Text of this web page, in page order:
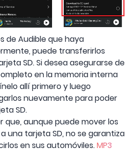
de Audible que haya
puede transferirlos
SD. Si desea asegurarse de
en la memoria interna
allí primero y luego
nuevamente para poder
SD.
que, aunque puede mover los
una tarjeta SD, no se garantiza
en sus automóviles.MP3